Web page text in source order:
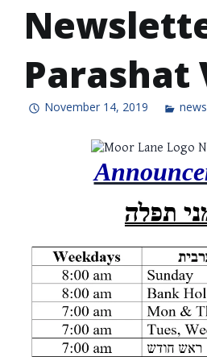
Parashat
November 14, 2019